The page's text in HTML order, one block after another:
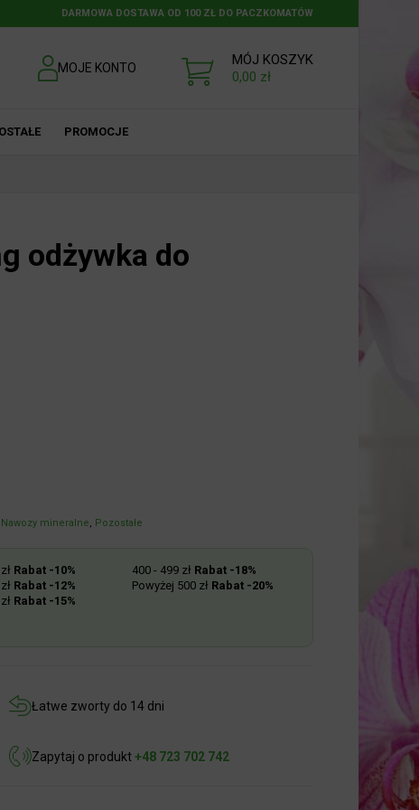
DARMOWA DOSTAWA OD 100 ZŁ DO PACZKOMATÓW
MOJE KONTO
MÓJ KOSZYK
0,00 zł
PROMOCJE
odżywka do
mineralne,Pozostałe
Rabat -10%
Rabat -12%
Rabat -15%
400 - 499 złRabat -18%
Powyżej 500 złRabat -20%
Łatwe zworty do 14 dni
Zapytaj o produkt+48 723 702 742